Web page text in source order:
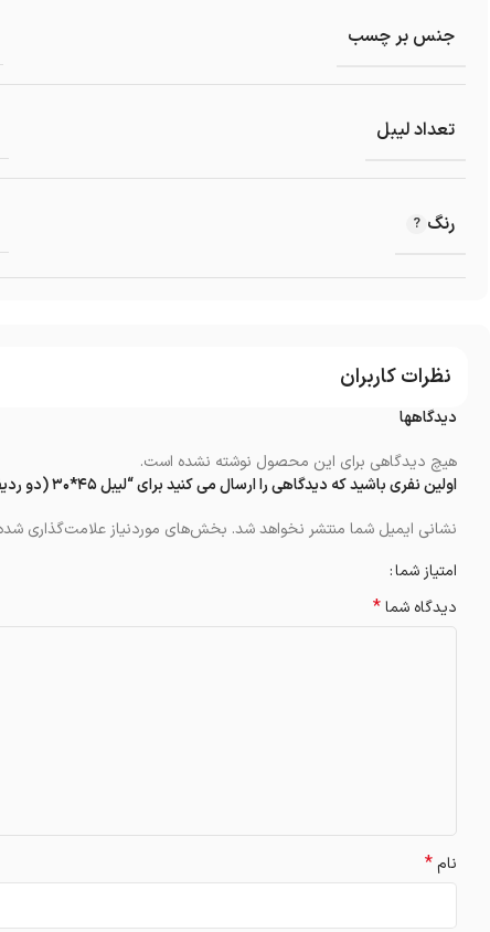
جنس بر چسب
تعداد لیبل
رنگ
نظرات کاربران
دیدگاهها
هیچ دیدگاهی برای این محصول نوشته نشده است.
اولین نفری باشید که دیدگاهی را ارسال می کنید برای “لیبل ۴۵*۳۰ (دو ردیفه ۴۰۰۰تایی)”
نشانی ایمیل شما منتشر نخواهد شد. بخش‌های موردنیاز علامت‌گذاری
امتیاز شما
دیدگاه شما*
نام*